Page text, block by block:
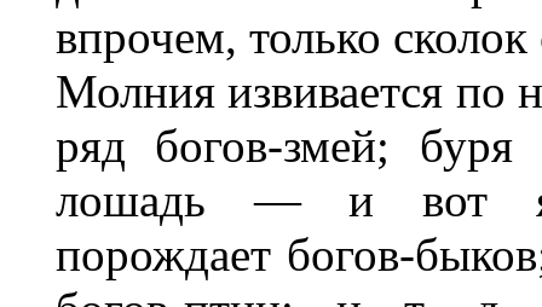
впрочем, только сколок
Молния извивается по
ряд богов-змей; буря
лошадь — и вот
порождает богов-